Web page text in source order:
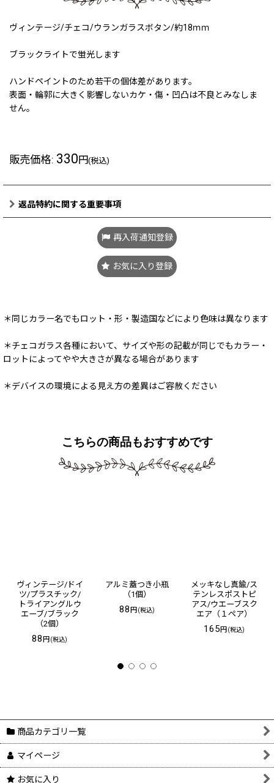
ヴィンテージ/チェコ/ウランガラスボタン/約18ｍｍ
ブラックライトで蛍光します
ハンドペイントのため若干の個体差があります。
表面・輪郭に大きく影響しないカケ・傷・凹凸は不良とみなしま
せん。
販売価格: 330円(税込)
返品特約に関する重要事項
再入荷通知登録
お気に入り登録
＊同じカラー名でもロット・形・製造国などにより色味は異なります
＊チェコガラス各種において、サイズや形の記載が同じでもカラー・
ロットによってやや大きさが異なる場合があります
＊デバイスの環境による見え方の差異はご容赦ください
こちらの商品もおすすめです
ヴィンテージ/ドイ
ツ/プラスチック/
トライアングルウ
エーブ/ブラック
（2個）
88円(税込)
アルミ蓋つき小瓶
（1個）
88円(税込)
メッキなし真鍮/ス
テンレスポストピ
アス/ウエーブスク
エア（１ペア）
165円(税込)
商品カテゴリ一覧
マイページ
お気に入り